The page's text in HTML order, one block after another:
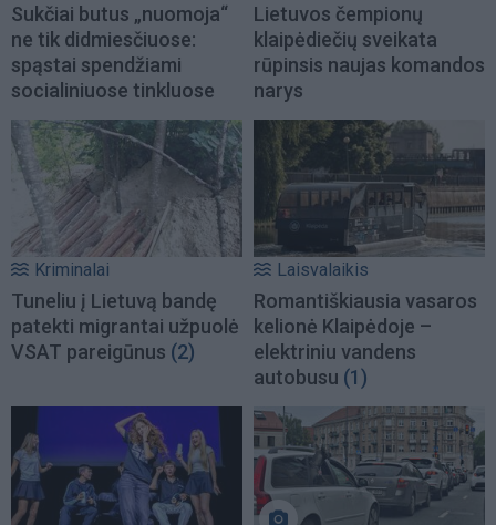
Sukčiai butus „nuomoja“
ne tik didmiesčiuose:
spąstai spendžiami
socialiniuose tinkluose
Lietuvos čempionų
klaipėdiečių sveikata
rūpinsis naujas komandos
narys
Kriminalai
Tuneliu į Lietuvą bandę
patekti migrantai užpuolė
VSAT pareigūnus (2)
Laisvalaikis
Romantiškiausia vasaros
kelionė Klaipėdoje –
elektriniu vandens
autobusu (1)